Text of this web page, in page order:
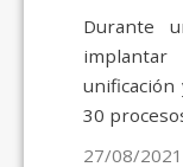
Durante
unificación
30
27/08/2021